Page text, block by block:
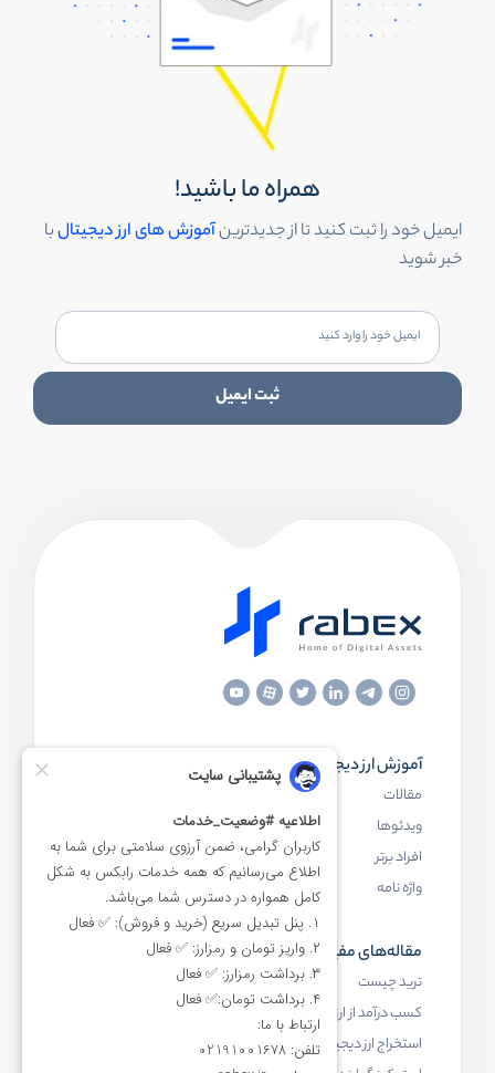
همراه ما باشید!
ایمیل خود را ثبت کنید تا از جدیدترینآموزش های ارز دیجیتالبا
خبر شوید
ثبت ایمیل
آموزش ارز دیجیتال
مقالات
ویدئوها
افراد برتر
واژه نامه
مقاله‌های مفید
بلاک چین چیست
کیف پول ارز دیجیتال چیست
NFT چیست
مقاله‌های مفید
ترید چیست
کسب درآمد از ارز دیجیتال
استخراج ارز دیجیتال چیست
رابکس
آموزش ارز دیجیتال
خرید ارز دیجیتال
اخبار ارز دیجیتال